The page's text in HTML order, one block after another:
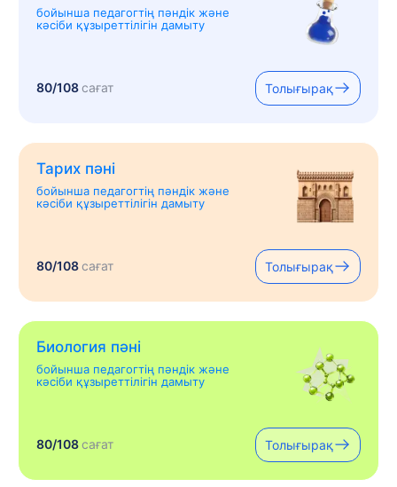
бойынша педагогтің пәндік және
кәсіби құзыреттілігін дамыту
80/108сағат Толығырақ
Тарих пәні
бойынша педагогтің пәндік және
кәсіби құзыреттілігін дамыту
80/108сағат Толығырақ
Биология пәні
бойынша педагогтің пәндік және
кәсіби құзыреттілігін дамыту
80/108сағат Толығырақ